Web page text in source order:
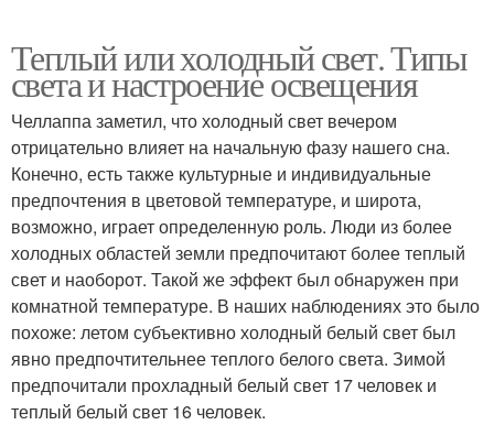
Теплый или холодный свет. Типы
света и настроение освещения
Челлаппа заметил, что холодный свет вечером
отрицательно влияет на начальную фазу нашего сна.
Конечно, есть также культурные и индивидуальные
предпочтения в цветовой температуре, и широта,
возможно, играет определенную роль. Люди из более
холодных областей земли предпочитают более теплый
свет и наоборот. Такой же эффект был обнаружен при
комнатной температуре. В наших наблюдениях это было
похоже: летом субъективно холодный белый свет был
явно предпочтительнее теплого белого света. Зимой
предпочитали прохладный белый свет 17 человек и
теплый белый свет 16 человек.